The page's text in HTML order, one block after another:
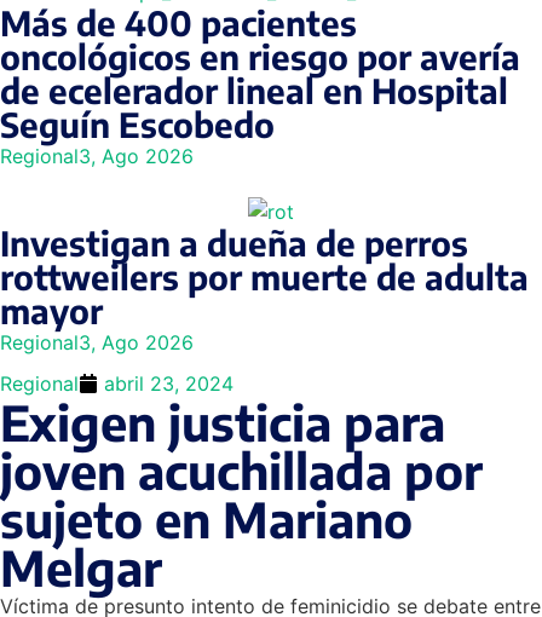
Más de 400 pacientes
oncológicos en riesgo por avería
de ecelerador lineal en Hospital
Seguín Escobedo
Regional3, Ago 2026
Investigan a dueña de perros
rottweilers por muerte de adulta
mayor
Regional3, Ago 2026
Regional
abril 23, 2024
Exigen justicia para
joven acuchillada por
sujeto en Mariano
Melgar
Víctima de presunto intento de feminicidio se debate entre